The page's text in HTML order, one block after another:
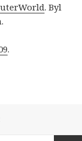
. Byl
.